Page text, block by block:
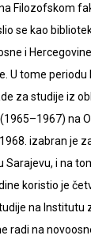
Filozofskom
se kao
i
U tome
za studije iz
–1967) na
izabran je
Sarajevu, i na
koristio je
na Institutu
radi na